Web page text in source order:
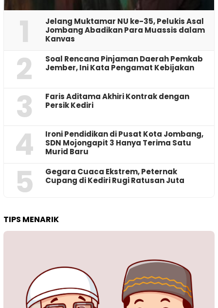
1
Jelang Muktamar NU ke-35, Pelukis Asal
Jombang Abadikan Para Muassis dalam
Kanvas
2
‎Soal Rencana Pinjaman Daerah Pemkab
Jember, Ini Kata Pengamat Kebijakan ‎
3
Faris Aditama Akhiri Kontrak dengan
Persik Kediri
4
Ironi Pendidikan di Pusat Kota Jombang,
SDN Mojongapit 3 Hanya Terima Satu
Murid Baru
5
‎Gegara Cuaca Ekstrem, Peternak
Cupang di Kediri Rugi Ratusan Juta
TIPS MENARIK